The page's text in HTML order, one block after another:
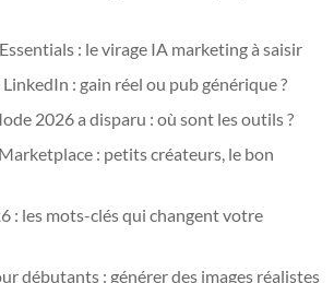
: le virage IA marketing à saisir
: gain réel ou pub générique ?
2026 a disparu : où sont les outils ?
: petits créateurs, le bon
: les mots-clés qui changent votre
débutants : générer des images réalistes